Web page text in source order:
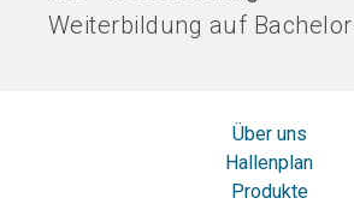
Weiterbildung auf
Über uns
Hallenplan
Produkte